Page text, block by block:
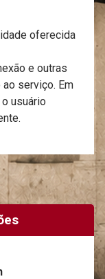
oferecida
e outras
serviço. Em
usuário